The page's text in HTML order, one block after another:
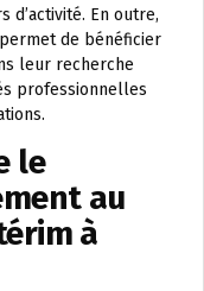
En outre,
de bénéficier
leur recherche
professionnelles
le
au
à